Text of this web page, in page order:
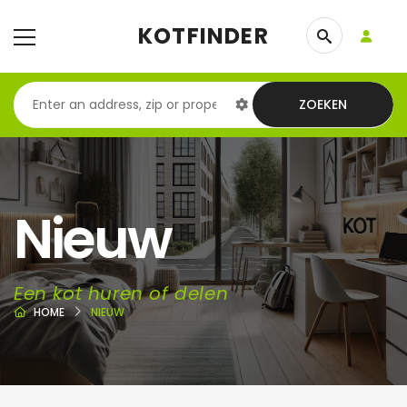
KOTFINDER
ZOEKEN
Nieuw
Een kot huren of delen
HOME NIEUW